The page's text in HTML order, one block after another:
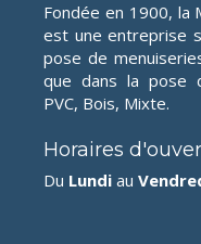
Fondée en 1900, la
est une entreprise
pose de
que dans la pose
PVC, Bois, Mixte.
Horaires
Du Lundi au